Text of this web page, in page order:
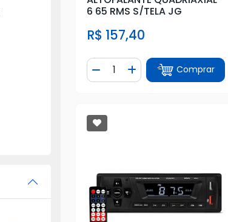
6 65 RMS S/TELA JG
R$ 157,40
Diminuir Quantidade
Quantidade
Adicionar Quantidade
Comprar